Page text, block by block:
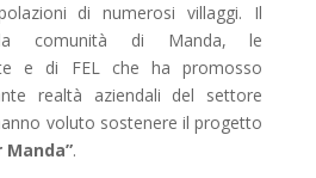
di numerosi villaggi. Il
comunità di Manda, le
e di FEL che ha promosso
realtà aziendali del settore
voluto sostenere il progetto
.